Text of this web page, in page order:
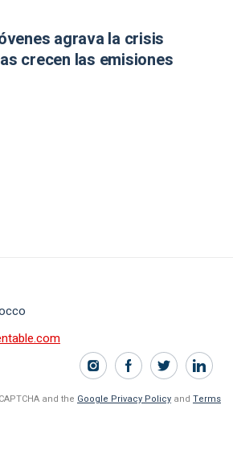
agrava la crisis
crecen las emisiones
and the Google Privacy Policy and Terms